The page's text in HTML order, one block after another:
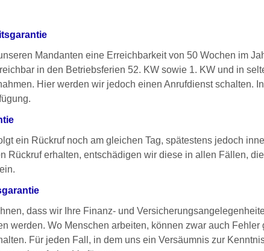
Mandanten eine Erreichbarkeit von 50 Wochen im
in den Betriebsferien 52. KW sowie 1. KW und in
Hier werden wir jedoch einen Anrufdienst schalten.
ein Rückruf noch am gleichen Tag, spätestens jedoch
Rückruf erhalten, entschädigen wir diese in allen Fällen,
dass wir Ihre Finanz- und
werden. Wo Menschen arbeiten, können zwar auch
Für jeden Fall, in dem uns ein Versäumnis zur